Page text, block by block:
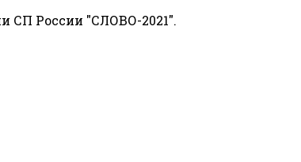
СП России "СЛОВО-2021".